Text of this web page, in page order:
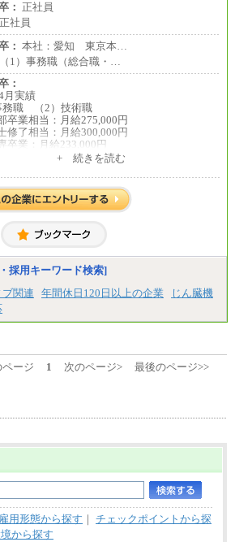
： 正社員
正社員
： 本社：愛知 東京本…
（1）事務職（総合職・…
：
月実績
務職 （2）技術職
業相当：月給275,000円
了相当：月給300,000円
業：月給233,000円
了・大学卒業：月給21万円
学・専門学校（2年制）卒業：月給20万円
与を決定いたします
間中も給与に変更はございません
務職（総合職・正社員） （2）技術職（総
社員）
円以上
力等を考慮し、弊社規定により決定
中も給与に変更はございません
円以上
+ 続きを読む
採用キーワード検索]
関連 年間休日120日以上の企業
じん臓機
ページ 1 次のページ> 最後のページ>>
用形態から探す ｜ チェックポイントから探
から探す